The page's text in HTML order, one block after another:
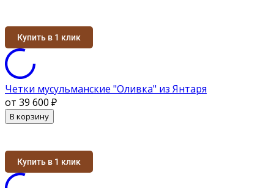
Купить в 1 клик
Четки мусульманские "Оливка" из Янтаря
от 39 600 ₽
В корзину
Купить в 1 клик